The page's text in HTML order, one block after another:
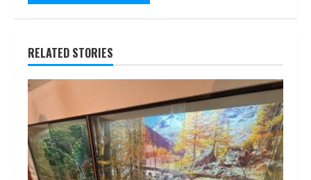
RELATED STORIES